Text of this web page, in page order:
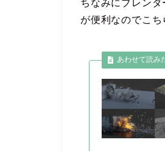
ちなみにブレン
が便利なのでこち